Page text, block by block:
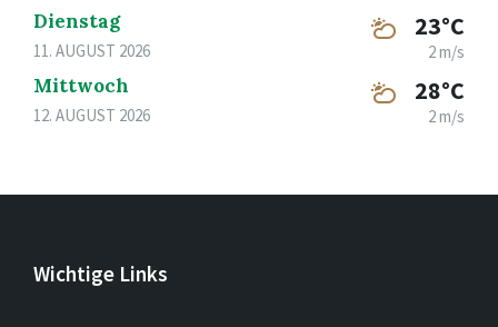
Dienstag
11. AUGUST 2026
23°C
2 m/s
Mittwoch
12. AUGUST 2026
28°C
2 m/s
Wichtige Links